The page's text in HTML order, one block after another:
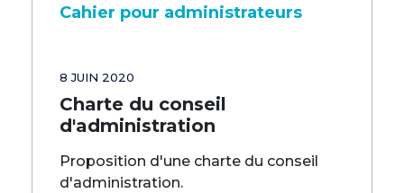
Cahier pour administrateurs
8 JUIN 2020
Charte du conseil
d'administration
Proposition d'une charte du conseil
d'administration.